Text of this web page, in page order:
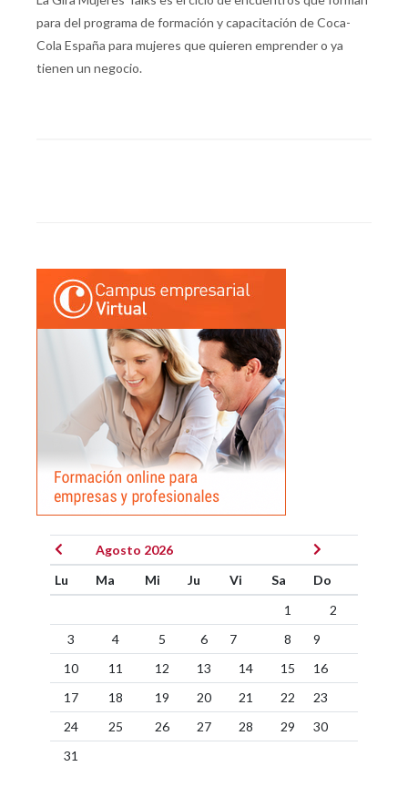
para del programa de formación y capacitación de Coca-
Cola España para mujeres que quieren emprender o ya
tienen un negocio.
Agosto 2026
Lu
Ma Mi Ju Vi Sa
Do
1
2
3
4 5 6 7 8
9
10
11 12 13 14 15
16
17
18 19 20 21 22
23
24
25 26 27 28 29
30
31